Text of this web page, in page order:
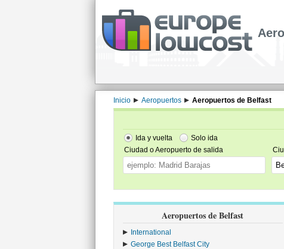
Inicio Aeropuertos Aeropuertos de Belfast
Ida y vuelta
Solo ida
Ciudad o Aeropuerto de salida
Aeropuertos de Belfast
International
George Best Belfast City